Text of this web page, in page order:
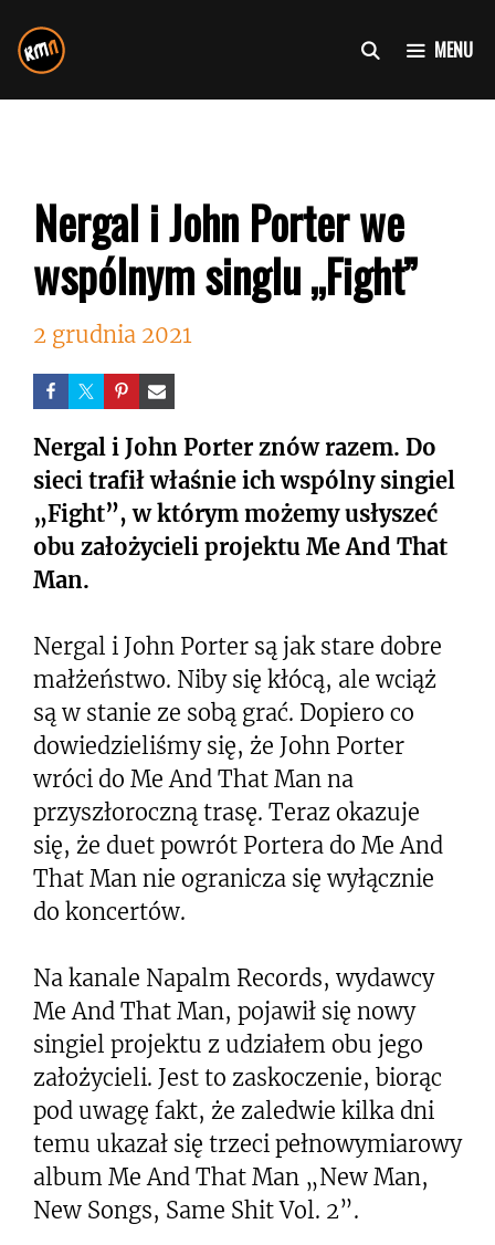
do
treści
MENU
Nergal i John Porter we
wspólnym singlu „Fight”
2 grudnia 2021
Nergal i John Porter znów razem. Do
sieci trafił właśnie ich wspólny singiel
„Fight”, w którym możemy usłyszeć
obu założycieli projektu Me And That
Man.
Nergal i John Porter są jak stare dobre
małżeństwo. Niby się kłócą, ale wciąż
są w stanie ze sobą grać. Dopiero co
dowiedzieliśmy się, że John Porter
wróci do Me And That Man na
przyszłoroczną trasę. Teraz okazuje
się, że duet powrót Portera do Me And
That Man nie ogranicza się wyłącznie
do koncertów.
Na kanale Napalm Records, wydawcy
Me And That Man, pojawił się nowy
singiel projektu z udziałem obu jego
założycieli. Jest to zaskoczenie, biorąc
pod uwagę fakt, że zaledwie kilka dni
temu ukazał się trzeci pełnowymiarowy
album Me And That Man „New Man,
New Songs, Same Shit Vol. 2”.